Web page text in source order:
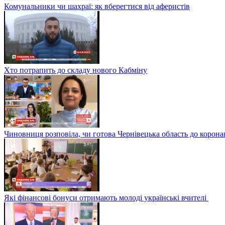
Комунальники чи шахраї: як вберегтися від аферистів
Хто потрапить до складу нового Кабміну
Чиновниця розповіла, чи готова Чернівецька область до
Які фінансові бонуси отримають молоді українські вчителі